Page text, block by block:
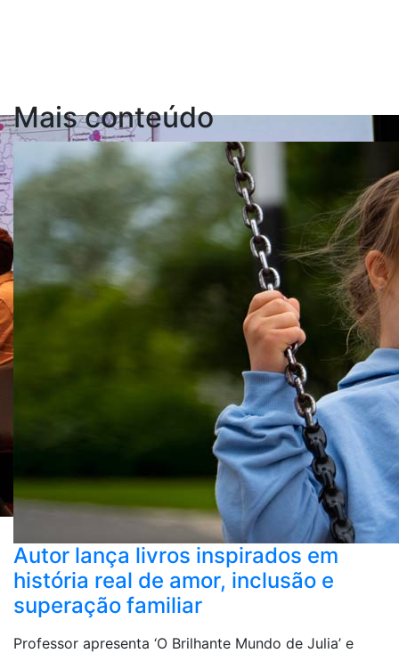
Mais conteúdo
Autor lança livros inspirados em
história real de amor, inclusão e
superação familiar
Professor apresenta ‘O Brilhante Mundo de Julia’ e